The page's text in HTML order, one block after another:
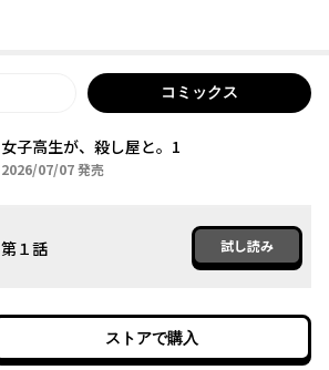
コミックス
女子高生が、殺し屋と。1
2026/07/072026年07月07日
発売
第１話 試し読み
ストアで購入